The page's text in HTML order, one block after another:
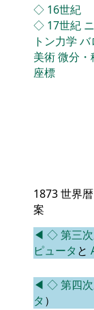
◇ 16世紀
◇ 17世紀
トン力学 バ
美術微分・
座標
1873 世界
案
◀ ◇第三
ピュータ と
◀ ◇第四
タ ）